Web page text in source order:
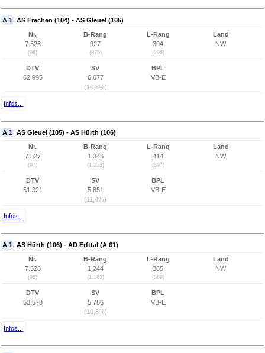
A 1 AS Frechen (104) - AS Gleuel (105)
Nr.
7.526
(96)
B-Rang
927
(875)
L-Rang
304
(296)
Land
NW
DTV
62.995
SV
6.677
(10,6%)
BPL
VB-E
Infos...
A 1 AS Gleuel (105) - AS Hürth (106)
Nr.
7.527
(97)
B-Rang
1.346
(1.253)
L-Rang
414
(397)
Land
NW
DTV
51.321
SV
5.851
(11,4%)
BPL
VB-E
Infos...
A 1 AS Hürth (106) - AD Erfttal (A 61)
Nr.
7.528
(98)
B-Rang
1.244
(1.163)
L-Rang
385
(369)
Land
NW
DTV
53.578
SV
5.786
(10,8%)
BPL
VB-E
Infos...